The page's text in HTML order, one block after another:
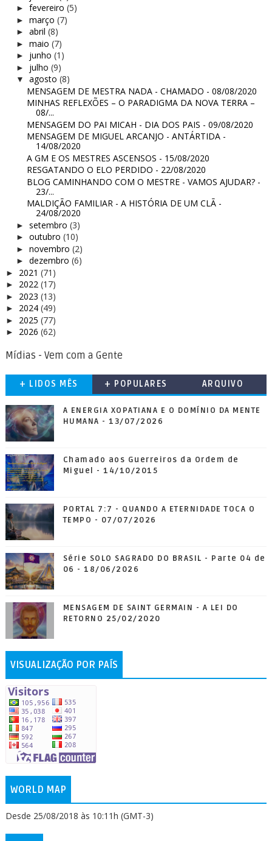
► fevereiro (5)
► março (7)
► abril (8)
► maio (7)
► junho (1)
► julho (9)
▼ agosto (8)
MENSAGEM DE MESTRA NADA - CHAMADO - 08/08/2020
MINHAS REFLEXÕES – O PARADIGMA DA NOVA TERRA –
08/...
MENSAGEM DO PAI MICAH - DIA DOS PAIS - 09/08/2020
MENSAGEM DE MIGUEL ARCANJO - ANTÁRTIDA -
14/08/2020
A GM E OS MESTRES ASCENSOS - 15/08/2020
RESGATANDO O ELO PERDIDO - 22/08/2020
BLOG CAMINHANDO COM O MESTRE - VAMOS AJUDAR? -
23/...
MALDIÇÃO FAMILIAR - A HISTÓRIA DE UM CLÃ -
24/08/2020
► setembro (3)
► outubro (10)
► novembro (2)
► dezembro (6)
► 2021 (71)
► 2022 (17)
► 2023 (13)
► 2024 (49)
► 2025 (77)
► 2026 (62)
Mídias - Vem com a Gente
+ LIDOS MÊS + POPULARES ARQUIVO
A ENERGIA XOPATIANA E O DOMÍNIO DA MENTE
HUMANA - 13/07/2026
Chamado aos Guerreiros da Ordem de
Miguel - 14/10/2015
PORTAL 7:7 - QUANDO A ETERNIDADE TOCA O
TEMPO - 07/07/2026
Série SOLO SAGRADO DO BRASIL - Parte 04 de
06 - 18/06/2026
MENSAGEM DE SAINT GERMAIN - A LEI DO
RETORNO 25/02/2020
VISUALIZAÇÃO POR PAÍS
WORLD MAP
Desde 25/08/2018 às 10:11h (GMT-3)